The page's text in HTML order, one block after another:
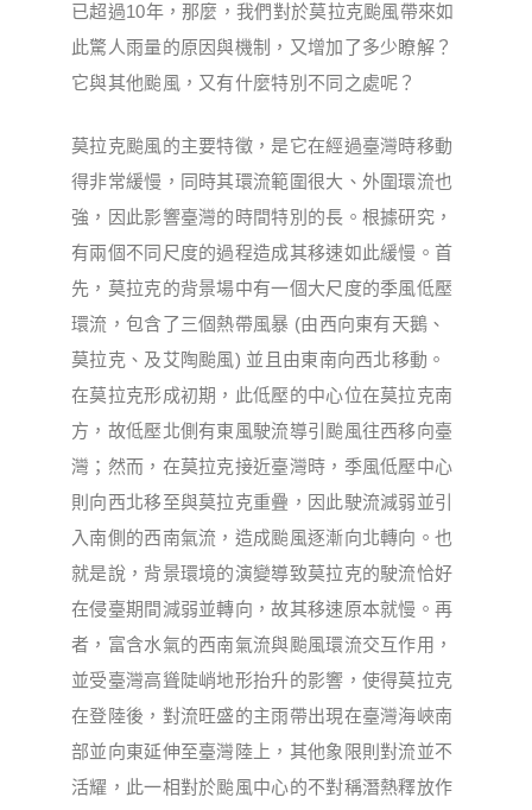
已超過10年，那麼，我們對於莫拉克颱風帶來如
此驚人雨量的原因與機制，又增加了多少瞭解？
它與其他颱風，又有什麼特別不同之處呢？
莫拉克颱風的主要特徵，是它在經過臺灣時移動
得非常緩慢，同時其環流範圍很大、外圍環流也
強，因此影響臺灣的時間特別的長。根據研究，
有兩個不同尺度的過程造成其移速如此緩慢。首
先，莫拉克的背景場中有一個大尺度的季風低壓
環流，包含了三個熱帶風暴 (由西向東有天鵝、
莫拉克、及艾陶颱風) 並且由東南向西北移動。
在莫拉克形成初期，此低壓的中心位在莫拉克南
方，故低壓北側有東風駛流導引颱風往西移向臺
灣；然而，在莫拉克接近臺灣時，季風低壓中心
則向西北移至與莫拉克重疊，因此駛流減弱並引
入南側的西南氣流，造成颱風逐漸向北轉向。也
就是說，背景環境的演變導致莫拉克的駛流恰好
在侵臺期間減弱並轉向，故其移速原本就慢。再
者，富含水氣的西南氣流與颱風環流交互作用，
並受臺灣高聳陡峭地形抬升的影響，使得莫拉克
在登陸後，對流旺盛的主雨帶出現在臺灣海峽南
部並向東延伸至臺灣陸上，其他象限則對流並不
活耀，此一相對於颱風中心的不對稱潛熱釋放作